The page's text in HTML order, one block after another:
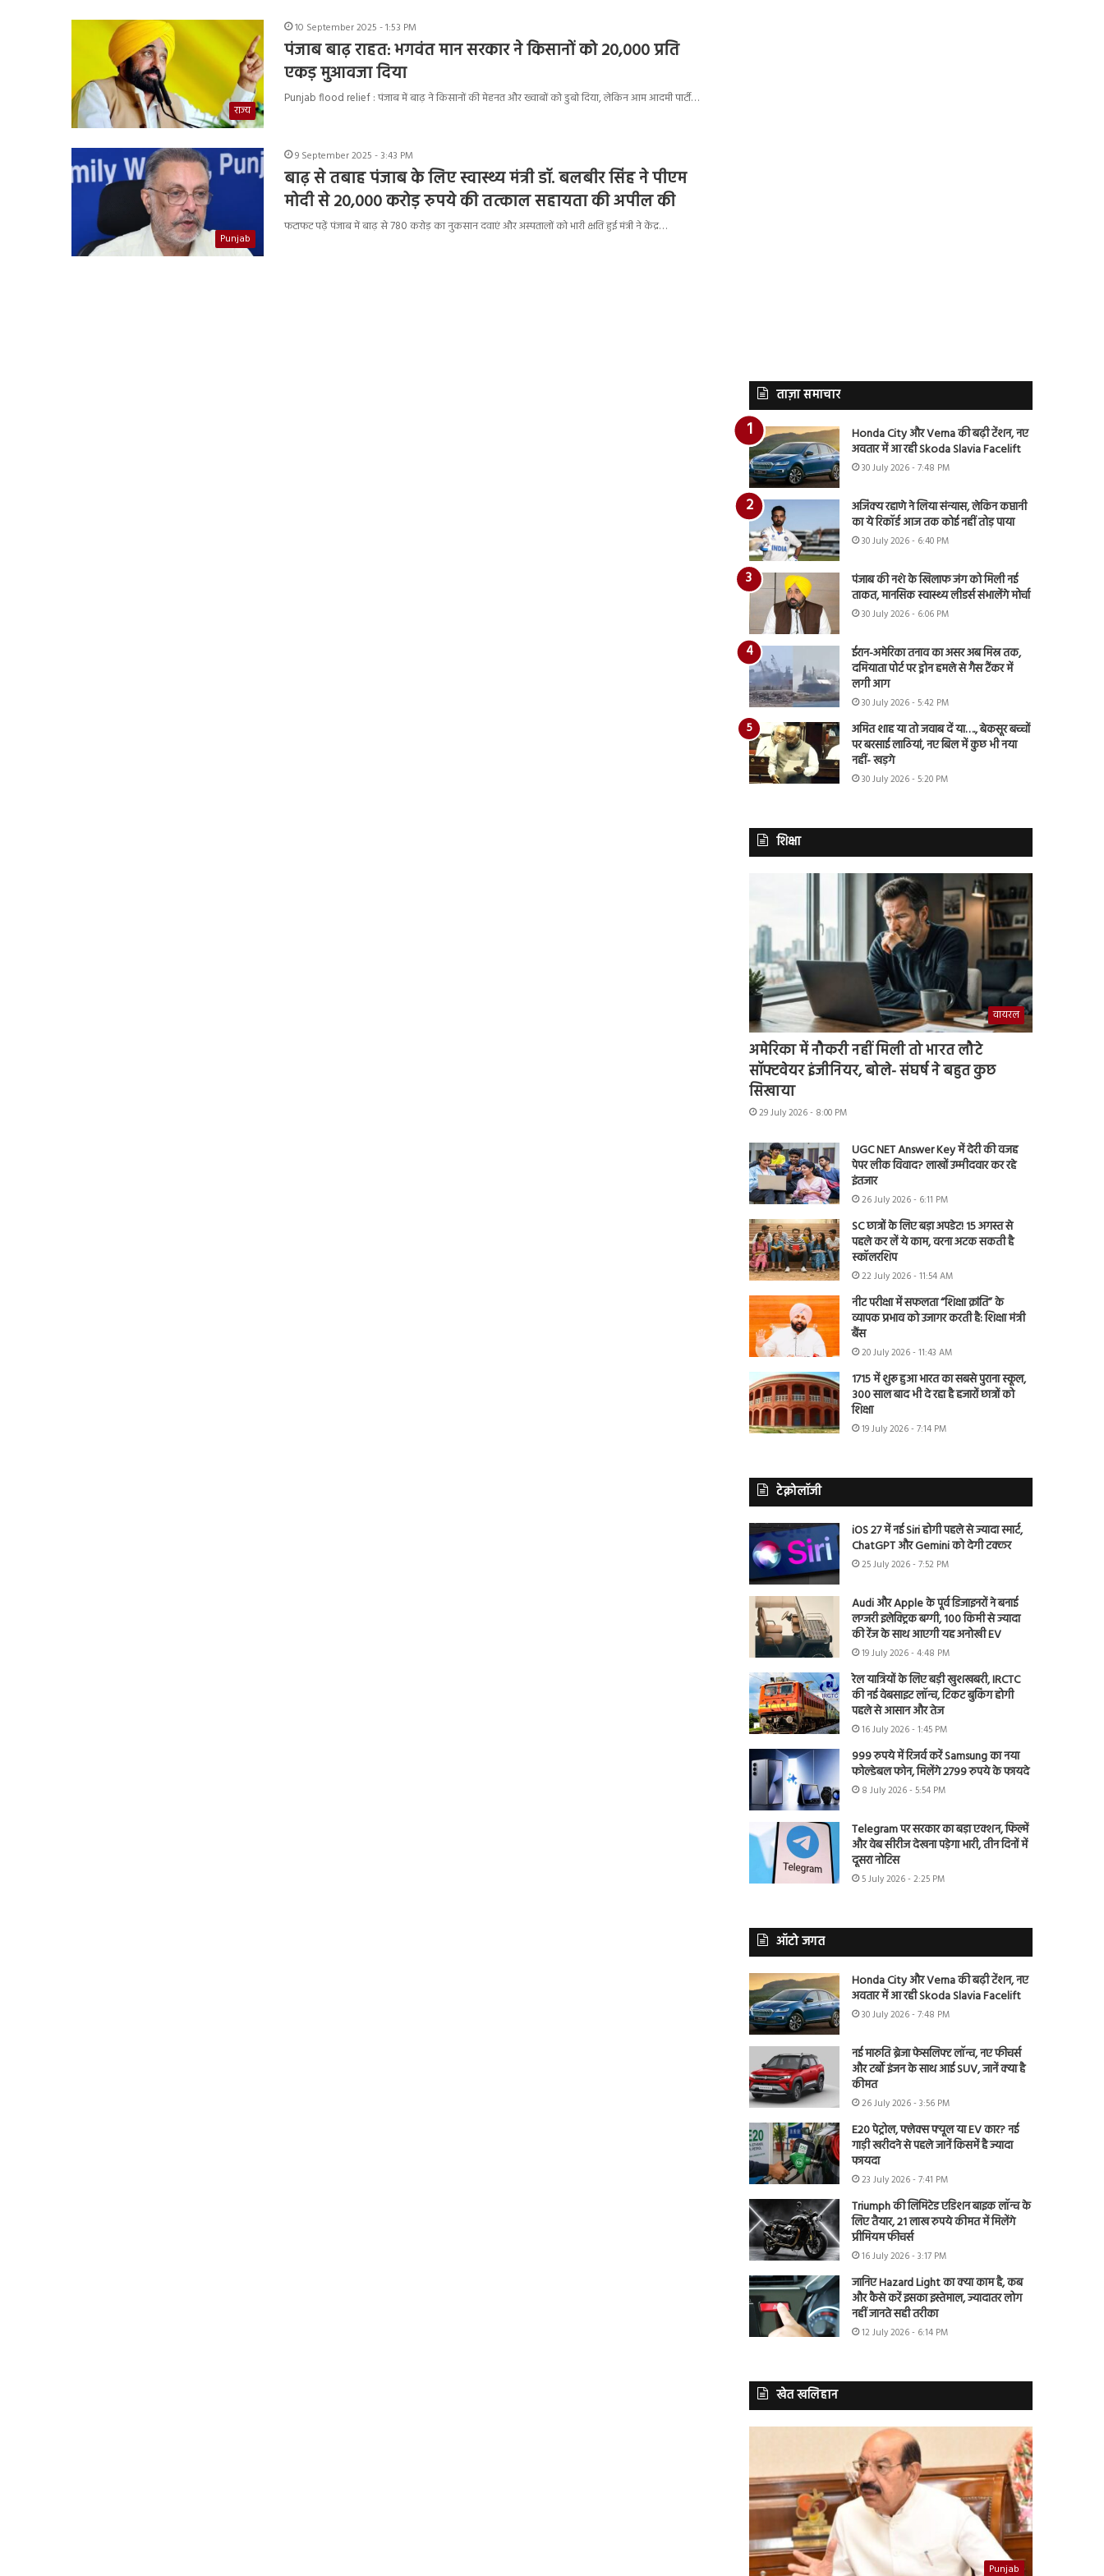
राज्य
10 September 2025 - 1:53 PM
पंजाब बाढ़ राहत: भगवंत मान सरकार ने किसानों को 20,000 प्रति
एकड़ मुआवजा दिया
Punjab flood relief : पंजाब में बाढ़ ने किसानों की मेहनत और ख्वाबों को डुबो दिया, लेकिन आम आदमी पार्टी…
Punjab
9 September 2025 - 3:43 PM
बाढ़ से तबाह पंजाब के लिए स्वास्थ्य मंत्री डॉ. बलबीर सिंह ने पीएम
मोदी से 20,000 करोड़ रुपये की तत्काल सहायता की अपील की
फटाफट पढ़ें पंजाब में बाढ़ से 780 करोड़ का नुकसान दवाएं और अस्पतालों को भारी क्षति हुई मंत्री ने केंद्र…
ताज़ा समाचार
Honda City और Verna की बढ़ी टेंशन, नए
अवतार में आ रही Skoda Slavia Facelift
30 July 2026 - 7:48 PM
अजिंक्य रहाणे ने लिया संन्यास, लेकिन कप्तानी
का ये रिकॉर्ड आज तक कोई नहीं तोड़ पाया
30 July 2026 - 6:40 PM
पंजाब की नशे के खिलाफ जंग को मिली नई
ताकत, मानसिक स्वास्थ्य लीडर्स संभालेंगे मोर्चा
30 July 2026 - 6:06 PM
ईरान-अमेरिका तनाव का असर अब मिस्र तक,
दमियाता पोर्ट पर ड्रोन हमले से गैस टैंकर में
लगी आग
30 July 2026 - 5:42 PM
अमित शाह या तो जवाब दें या…., बेकसूर बच्चों
पर बरसाई लाठियां, नए बिल में कुछ भी नया
नहीं- खड़गे
30 July 2026 - 5:20 PM
शिक्षा
वायरल
अमेरिका में नौकरी नहीं मिली तो भारत लौटे
सॉफ्टवेयर इंजीनियर, बोले- संघर्ष ने बहुत कुछ
सिखाया
29 July 2026 - 8:00 PM
UGC NET Answer Key में देरी की वजह
पेपर लीक विवाद? लाखों उम्मीदवार कर रहे
इंतजार
26 July 2026 - 6:11 PM
SC छात्रों के लिए बड़ा अपडेट! 15 अगस्त से
पहले कर लें ये काम, वरना अटक सकती है
स्कॉलरशिप
22 July 2026 - 11:54 AM
नीट परीक्षा में सफलता “शिक्षा क्रांति” के
व्यापक प्रभाव को उजागर करती है: शिक्षा मंत्री
बैंस
20 July 2026 - 11:43 AM
1715 में शुरू हुआ भारत का सबसे पुराना स्कूल,
300 साल बाद भी दे रहा है हजारों छात्रों को
शिक्षा
19 July 2026 - 7:14 PM
टेक्नोलॉजी
iOS 27 में नई Siri होगी पहले से ज्यादा स्मार्ट,
ChatGPT और Gemini को देगी टक्कर
25 July 2026 - 7:52 PM
Audi और Apple के पूर्व डिजाइनरों ने बनाई
लग्जरी इलेक्ट्रिक बग्गी, 100 किमी से ज्यादा
की रेंज के साथ आएगी यह अनोखी EV
19 July 2026 - 4:48 PM
रेल यात्रियों के लिए बड़ी खुशखबरी, IRCTC
की नई वेबसाइट लॉन्च, टिकट बुकिंग होगी
पहले से आसान और तेज
16 July 2026 - 1:45 PM
999 रुपये में रिजर्व करें Samsung का नया
फोल्डेबल फोन, मिलेंगे 2799 रुपये के फायदे
8 July 2026 - 5:54 PM
Telegram पर सरकार का बड़ा एक्शन, फिल्में
और वेब सीरीज देखना पड़ेगा भारी, तीन दिनों में
दूसरा नोटिस
5 July 2026 - 2:25 PM
ऑटो जगत
Honda City और Verna की बढ़ी टेंशन, नए
अवतार में आ रही Skoda Slavia Facelift
30 July 2026 - 7:48 PM
नई मारुति ब्रेजा फेसलिफ्ट लॉन्च, नए फीचर्स
और टर्बो इंजन के साथ आई SUV, जानें क्या है
कीमत
26 July 2026 - 3:56 PM
E20 पेट्रोल, फ्लेक्स फ्यूल या EV कार? नई
गाड़ी खरीदने से पहले जानें किसमें है ज्यादा
फायदा
23 July 2026 - 7:41 PM
Triumph की लिमिटेड एडिशन बाइक लॉन्च के
लिए तैयार, 21 लाख रुपये कीमत में मिलेंगे
प्रीमियम फीचर्स
16 July 2026 - 3:17 PM
जानिए Hazard Light का क्या काम है, कब
और कैसे करें इसका इस्तेमाल, ज्यादातर लोग
नहीं जानते सही तरीका
12 July 2026 - 6:14 PM
खेत खलिहान
Punjab